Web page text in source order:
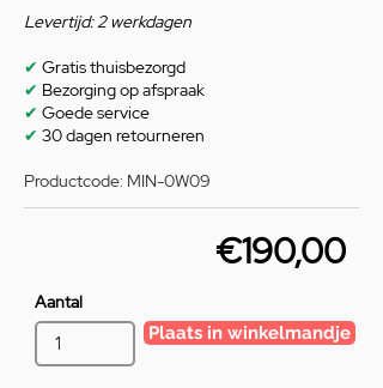
Levertijd: 2 werkdagen
✔ Gratis thuisbezorgd
✔ Bezorging op afspraak
✔ Goede service
✔ 30 dagen retourneren
Productcode: MIN-0W09
€190,00
Aantal
Plaats in winkelmandje